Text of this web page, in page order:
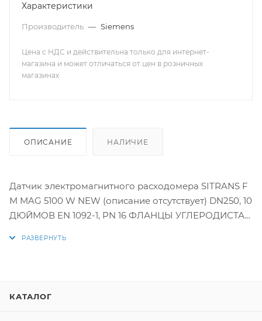
Характеристики
Производитель — Siemens
Цена с НДС и действительна только для интернет-
магазина и может отличаться от цен в розничных
магазинах
ОПИСАНИЕ НАЛИЧИЕ
Датчик электромагнитного расходомера SITRANS F
M MAG 5100 W NEW (описание отсутствует) DN250, 10
ДЮЙМОВ EN 1092-1, PN 16 ФЛАНЦЫ УГЛЕРОДИСТАЯ
ИЗ ПОЛИАМИДА ИЛИ КОМПАКТНАЯ 6000 I
КАТАЛОГ